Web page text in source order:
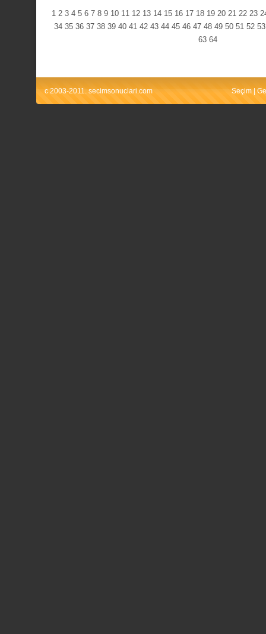
1 2 3 4 5 6 7 8 9 10 11 12 13 14 15 16 17 18 19 20 21 22 23
34 35 36 37 38 39 40 41 42 43 44 45 46 47 48 49 50 51 52 53
63 64
c 2003-2011. secimsonuclari.com Seçim